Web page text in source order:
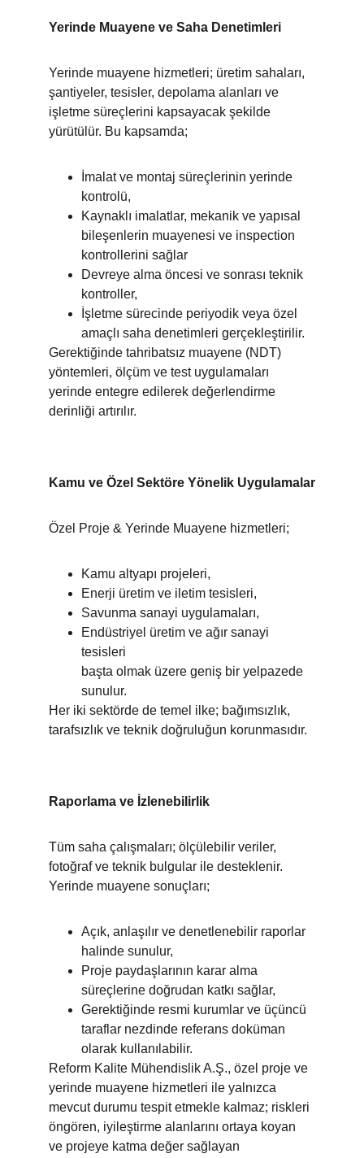
Yerinde Muayene ve Saha Denetimleri
Yerinde muayene hizmetleri; üretim sahaları,
şantiyeler, tesisler, depolama alanları ve
işletme süreçlerini kapsayacak şekilde
yürütülür. Bu kapsamda;
İmalat ve montaj süreçlerinin yerinde
kontrolü,
Kaynaklı imalatlar, mekanik ve yapısal
bileşenlerin muayenesi ve inspection
kontrollerini sağlar
Devreye alma öncesi ve sonrası teknik
kontroller,
İşletme sürecinde periyodik veya özel
amaçlı saha denetimleri gerçekleştirilir.
Gerektiğinde tahribatsız muayene (NDT)
yöntemleri, ölçüm ve test uygulamaları
yerinde entegre edilerek değerlendirme
derinliği artırılır.
Kamu ve Özel Sektöre Yönelik Uygulamalar
Özel Proje & Yerinde Muayene hizmetleri;
Kamu altyapı projeleri,
Enerji üretim ve iletim tesisleri,
Savunma sanayi uygulamaları,
Endüstriyel üretim ve ağır sanayi
tesisleri
başta olmak üzere geniş bir yelpazede
sunulur.
Her iki sektörde de temel ilke; bağımsızlık,
tarafsızlık ve teknik doğruluğun korunmasıdır.
Raporlama ve İzlenebilirlik
Tüm saha çalışmaları; ölçülebilir veriler,
fotoğraf ve teknik bulgular ile desteklenir.
Yerinde muayene sonuçları;
Açık, anlaşılır ve denetlenebilir raporlar
halinde sunulur,
Proje paydaşlarının karar alma
süreçlerine doğrudan katkı sağlar,
Gerektiğinde resmi kurumlar ve üçüncü
taraflar nezdinde referans doküman
olarak kullanılabilir.
Reform Kalite Mühendislik A.Ş., özel proje ve
yerinde muayene hizmetleri ile yalnızca
mevcut durumu tespit etmekle kalmaz; riskleri
öngören, iyileştirme alanlarını ortaya koyan
ve projeye katma değer sağlayan